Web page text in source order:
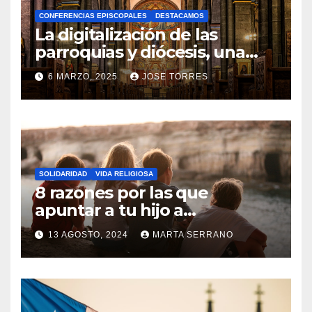
A
Y
C
O
M
N
T
A
R
I
O
S
CONFERENCIAS EPISCOPALES DESTACAMOS
La digitalización de las
parroquias y diócesis, una
realidad ya para el futuro de
la Iglesia
6 MARZO, 2025 JOSE TORRES
N
O
H
A
Y
SOLIDARIDAD VIDA RELIGIOSA
8 razones por las que
apuntar a tu hijo a
Catequesis
13 AGOSTO, 2024 MARTA SERRANO
N
O